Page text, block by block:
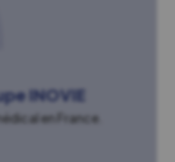
INOVIE
en France.